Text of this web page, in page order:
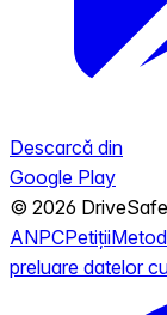
Descarcă din
Google Play
© 2026
ANPCPetiții
preluare datelor